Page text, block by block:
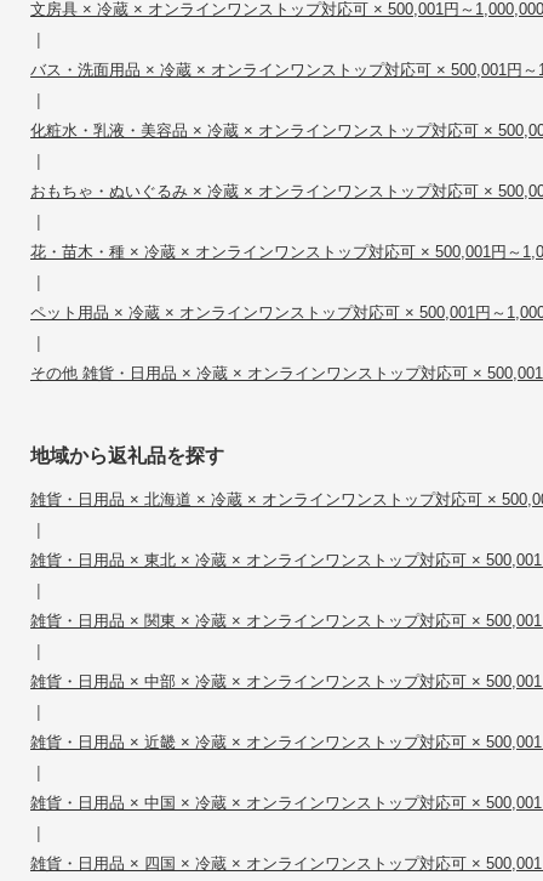
文房具 × 冷蔵 × オンラインワンストップ対応可 × 500,001円～
|
バス・洗面用品 × 冷蔵 × オンラインワンストップ対応可 × 500,001円～
|
化粧水・乳液・美容品 × 冷蔵 × オンラインワンストップ対応可 ×
|
おもちゃ・ぬいぐるみ × 冷蔵 × オンラインワンストップ対応可 ×
|
花・苗木・種 × 冷蔵 × オンラインワンストップ対応可 × 500,001円～
|
ペット用品 × 冷蔵 × オンラインワンストップ対応可 × 500,001円～
|
その他 雑貨・日用品 × 冷蔵 × オンラインワンストップ対応可 ×
地域から返礼品を探す
雑貨・日用品 × 北海道 × 冷蔵 × オンラインワンストップ対応可 ×
|
雑貨・日用品 × 東北 × 冷蔵 × オンラインワンストップ対応可 ×
|
雑貨・日用品 × 関東 × 冷蔵 × オンラインワンストップ対応可 ×
|
雑貨・日用品 × 中部 × 冷蔵 × オンラインワンストップ対応可 ×
|
雑貨・日用品 × 近畿 × 冷蔵 × オンラインワンストップ対応可 ×
|
雑貨・日用品 × 中国 × 冷蔵 × オンラインワンストップ対応可 ×
|
雑貨・日用品 × 四国 × 冷蔵 × オンラインワンストップ対応可 ×